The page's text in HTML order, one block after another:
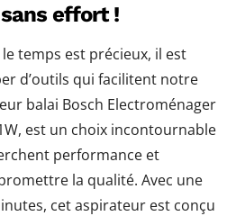
effort !
temps est précieux, il est
d’outils qui facilitent notre
balai Bosch Electroménager
est un choix incontournable
performance et
la qualité. Avec une
cet aspirateur est conçu